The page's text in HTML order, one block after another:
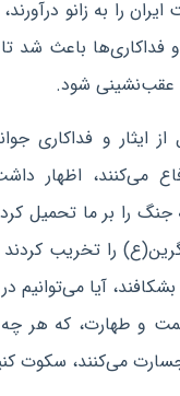
را به زانو
فداکاری‌ها باعث شد
عقب‌نشینی شود.
ایثار و فداکاری
می‌کنند، اظهار
را بر ما تحمیل
را تخریب
آیا می‌توانیم
و طهارت، که هر چه
می‌کنند، سکوت